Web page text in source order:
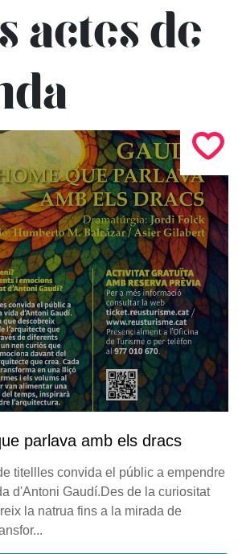
actes de
parlava amb els dracs
titellles convida el públic a empendre
d'Antoni Gaudí.Des de la curiositat
la natrua fins a la mirada de